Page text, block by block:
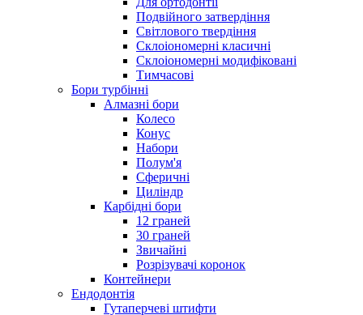
Подвійного затвердіння
Світлового твердіння
Склоіономерні класичні
Склоіономерні модифіковані
Тимчасові
Бори турбінні
Алмазні бори
Колесо
Конус
Набори
Полум'я
Сферичні
Циліндр
Карбідні бори
12 граней
30 граней
Звичайні
Розрізувачі коронок
Контейнери
Ендодонтія
Гутаперчеві штифти